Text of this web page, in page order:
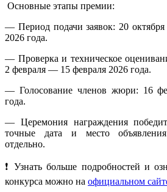
Основные этапы премии:
— Период подачи заявок: 20
2026 года.
— Проверка и техническое
2 февраля — 15 февраля 2026 года.
— Голосование членов жюри: 16
года.
— Церемония награждения
точные дата и место
отдельно.
❗ Узнать больше подробностей и
конкурса можно на официальном